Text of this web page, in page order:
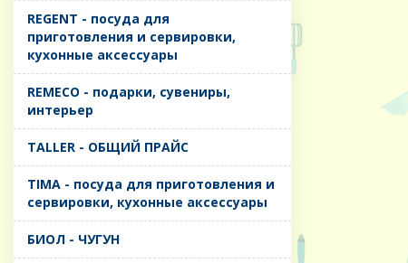
REGENT - посуда для
приготовления и сервировки,
кухонные аксессуары
REMECO - подарки, сувениры,
интерьер
TALLER - ОБЩИЙ ПРАЙС
TIMA - посуда для приготовления и
сервировки, кухонные аксессуары
БИОЛ - ЧУГУН